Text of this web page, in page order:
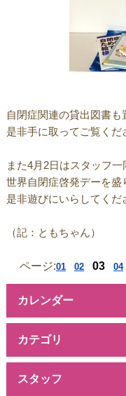
自閉症関連の貸出図書も
是非手に取ってご覧くだ
また4月2日はスタッフ一
世界自閉症啓発デーを盛
是非遊びにいらしてくだ
（記：ともちゃん）
ページ:01 02 03 04
カレンダー
カテゴリ
スタッフ